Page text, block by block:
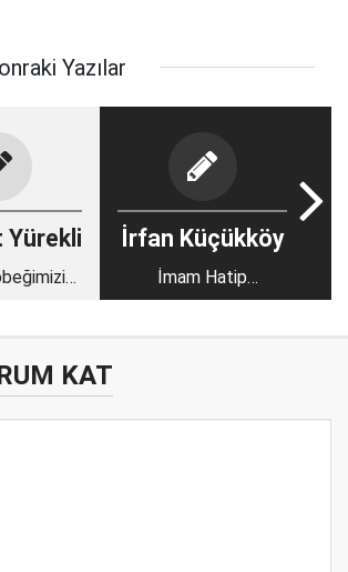
Yazılar
Yürekli İrfan Küçükköy
İmam Hatip
Okullarının Geleceği
KAT